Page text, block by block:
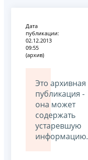
Дата
публикации:
02.12.2013
09:55
(архив)
Это архивная
публикация -
она может
содержать
устаревшую
информацию.